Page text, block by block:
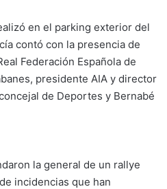
en el parking exterior del
contó con la presencia de
Federación Española de
presidente AIA y director
de Deportes y Bernabé
la general de un rallye
incidencias que han